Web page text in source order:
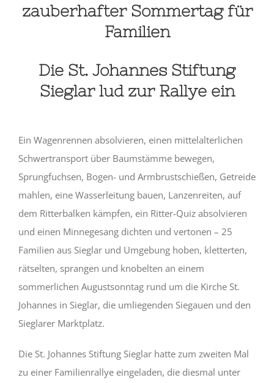
zauberhafter Sommertag für
Familien
Die St. Johannes Stiftung
Sieglar lud zur Rallye ein
Ein Wagenrennen absolvieren, einen mittelalterlichen
Schwertransport über Baumstämme bewegen,
Sprungfuchsen, Bogen- und Armbrustschießen, Getreide
mahlen, eine Wasserleitung bauen, Lanzenreiten, auf
dem Ritterbalken kämpfen, ein Ritter-Quiz absolvieren
und einen Minnegesang dichten und vertonen – 25
Familien aus Sieglar und Umgebung hoben, kletterten,
rätselten, sprangen und knobelten an einem
sommerlichen Augustsonntag rund um die Kirche St.
Johannes in Sieglar, die umliegenden Siegauen und den
Sieglarer Marktplatz.
Die St. Johannes Stiftung Sieglar hatte zum zweiten Mal
zu einer Familienrallye eingeladen, die diesmal unter